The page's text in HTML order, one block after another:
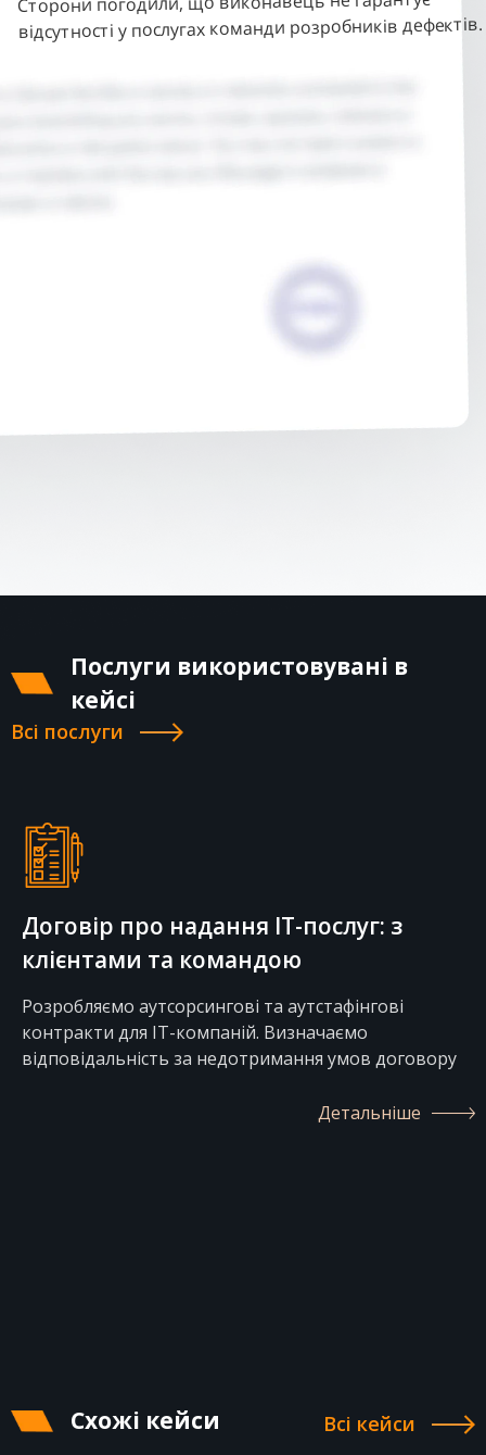
відсутності у послугах команди розробників дефектів.
Послуги використовувані в
кейсі
Всі послуги
Договір про надання IT-послуг: з
клієнтами та командою
Розробляємо аутсорсингові та аутстафінгові
контракти для IT-компаній. Визначаємо
відповідальність за недотримання умов договору
Детальніше
Схожі кейси Всі кейси